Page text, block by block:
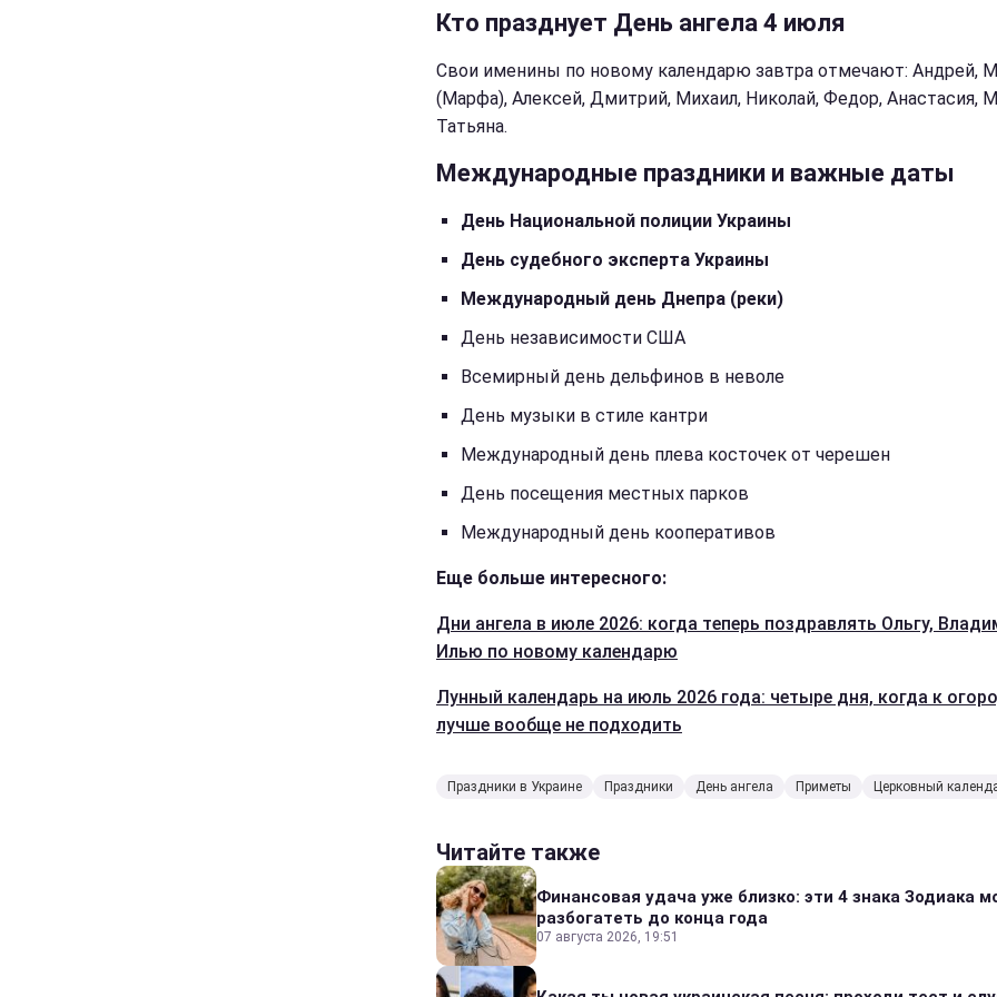
Кто празднует День ангела 4 июля
Свои именины по новому календарю завтра отмечают: Андрей,
(Марфа), Алексей, Дмитрий, Михаил, Николай, Федор, Анастасия,
Татьяна.
Международные праздники и важные даты
День Национальной полиции Украины
День судебного эксперта Украины
Международный день Днепра (реки)
День независимости США
Всемирный день дельфинов в неволе
День музыки в стиле кантри
Международный день плева косточек от черешен
День посещения местных парков
Международный день кооперативов
Еще больше интересного:
Дни ангела в июле 2026: когда теперь поздравлять Ольгу,
Илью по новому календарю
Лунный календарь на июль 2026 года: четыре дня, когда к
лучше вообще не подходить
Праздники в Украине Праздники День ангела Приметы Церковный
Читайте также
Финансовая удача уже близко: эти 4 знака Зодиака
разбогатеть до конца года
07 августа 2026, 19:51